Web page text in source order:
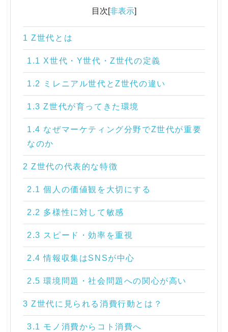
目次[非表示]
1 Z世代とは
1.1 X世代・Y世代・Z世代の定義
1.2 ミレニアル世代とZ世代の違い
1.3 Z世代が育ってきた環境
1.4 なぜマーケティング分野でZ世代が重要
なのか
2 Z世代の代表的な特徴
2.1 個人の価値観を大切にする
2.2 多様性に対して敏感
2.3 スピード・効率を重視
2.4 情報収集はSNSが中心
2.5 環境問題・社会問題への関心が高い
3 Z世代に見られる消費行動とは？
3.1 モノ消費からコト消費へ